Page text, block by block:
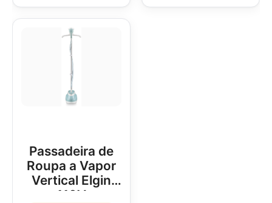
Passadeira de
Roupa a Vapor
Vertical Elgin
110V